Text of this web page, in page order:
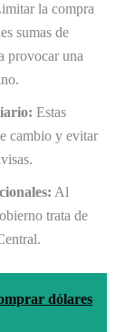
la compra
sumas de
provocar una
Estas
cambio y evitar
Al
trata de
dólares